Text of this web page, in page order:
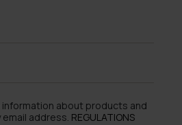
about products and
address. REGULATIONS